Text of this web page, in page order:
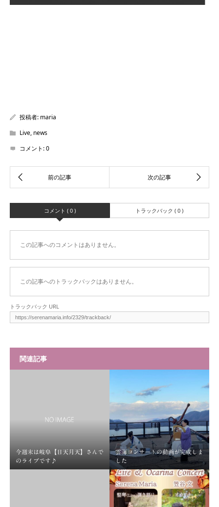
投稿者: maria
Live, news
コメント:0
コメント ( 0 ) トラックバック ( 0 )
この記事へのコメントはありません。
この記事へのトラックバックはありません。
トラックバック URL
関連記事
今週末は岐阜【日天月天】さんで
のライブです♪
雲海コンサートの動画が完成しま
した